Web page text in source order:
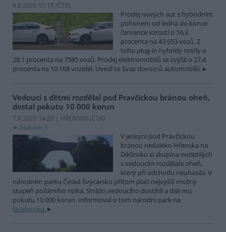
8.8.2026 01:18 (ČTK)
Prodej nových aut s hybridním
pohonem od ledna do konce
července vzrostl o 16,3
procenta na 43 653 vozů. Z
toho plug-in hybridy rostly o
28,1 procenta na 7585 vozů. Prodej elektromobilů se zvýšil o 27,4
procenta na 10 168 vozidel. Uvedl to Svaz dovozců automobilů.
Vedoucí s dětmi rozdělal pod Pravčickou bránou oheň,
dostal pokutu 10 000 korun
7.8.2026 14:20 | HŘENSKO (ČTK)
Diskuse: 3
V jeskyni pod Pravčickou
bránou nedaleko Hřenska na
Děčínsku si skupina nezletilých
s vedoucím rozdělala oheň,
který při odchodu neuhasila. V
národním parku České Švýcarsko přitom platí nejvyšší možný
stupeň požárního rizika. Strážci vedoucího dostihli a dali mu
pokutu 10 000 korun. Informoval o tom národní park na
facebooku.